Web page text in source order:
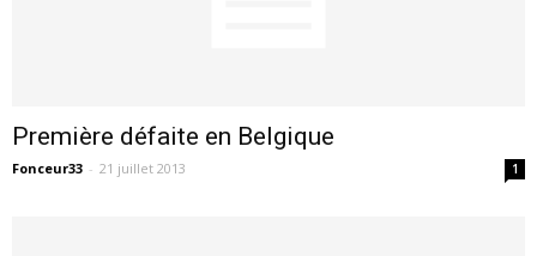
Première défaite en Belgique
Fonceur33 - 21 juillet 2013 1